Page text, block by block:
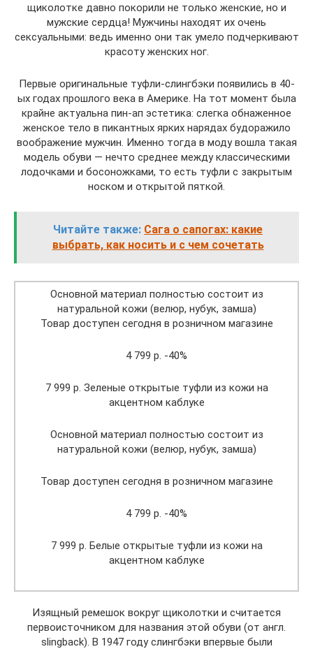
щиколотке давно покорили не только женские, но и
мужские сердца! Мужчины находят их очень
сексуальными: ведь именно они так умело подчеркивают
красоту женских ног.
Первые оригинальные туфли-слингбэки появились в 40-
ых годах прошлого века в Америке. На тот момент была
крайне актуальна пин-ап эстетика: слегка обнаженное
женское тело в пикантных ярких нарядах будоражило
воображение мужчин. Именно тогда в моду вошла такая
модель обуви — нечто среднее между классическими
лодочками и босоножками, то есть туфли с закрытым
носком и открытой пяткой.
Читайте также: Сага о сапогах: какие
выбрать, как носить и с чем сочетать
Основной материал полностью состоит из
натуральной кожи (велюр, нубук, замша)
Товар доступен сегодня в розничном магазине
4 799 р. -40%
7 999 р. Зеленые открытые туфли из кожи на
акцентном каблуке
Основной материал полностью состоит из
натуральной кожи (велюр, нубук, замша)
Товар доступен сегодня в розничном магазине
4 799 р. -40%
7 999 р. Белые открытые туфли из кожи на
акцентном каблуке
Изящный ремешок вокруг щиколотки и считается
первоисточником для названия этой обуви (от англ.
slingback). В 1947 году слингбэки впервые были